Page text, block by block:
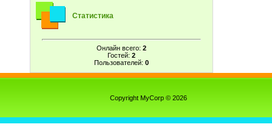
Статистика
Онлайн всего: 2
Гостей: 2
Пользователей: 0
Copyright MyCorp © 2026